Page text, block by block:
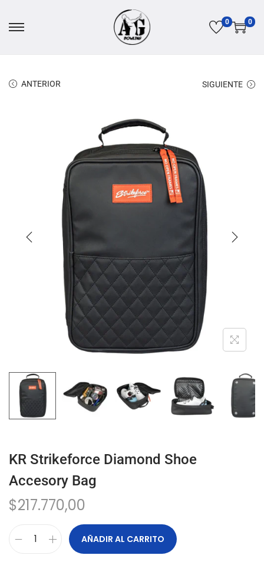
0 0
ANTERIOR SIGUIENTE
KR Strikeforce Diamond Shoe
Accesory Bag
$217.770,00
AÑADIR AL CARRITO